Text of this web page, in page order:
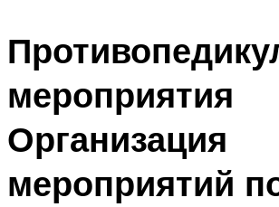
мероприятия
Организация
мероприятий